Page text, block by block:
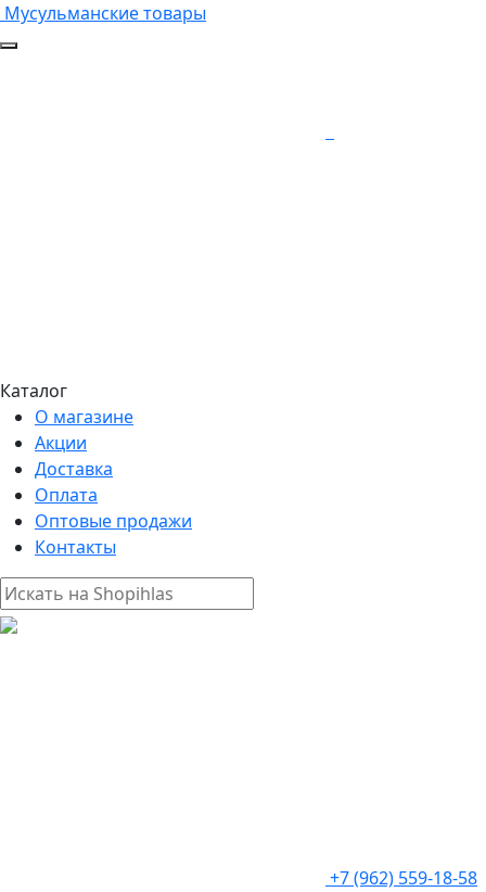
Мусульманские товары
Каталог
О магазине
Акции
Доставка
Оплата
Оптовые продажи
Контакты
+7 (962) 559-18-58